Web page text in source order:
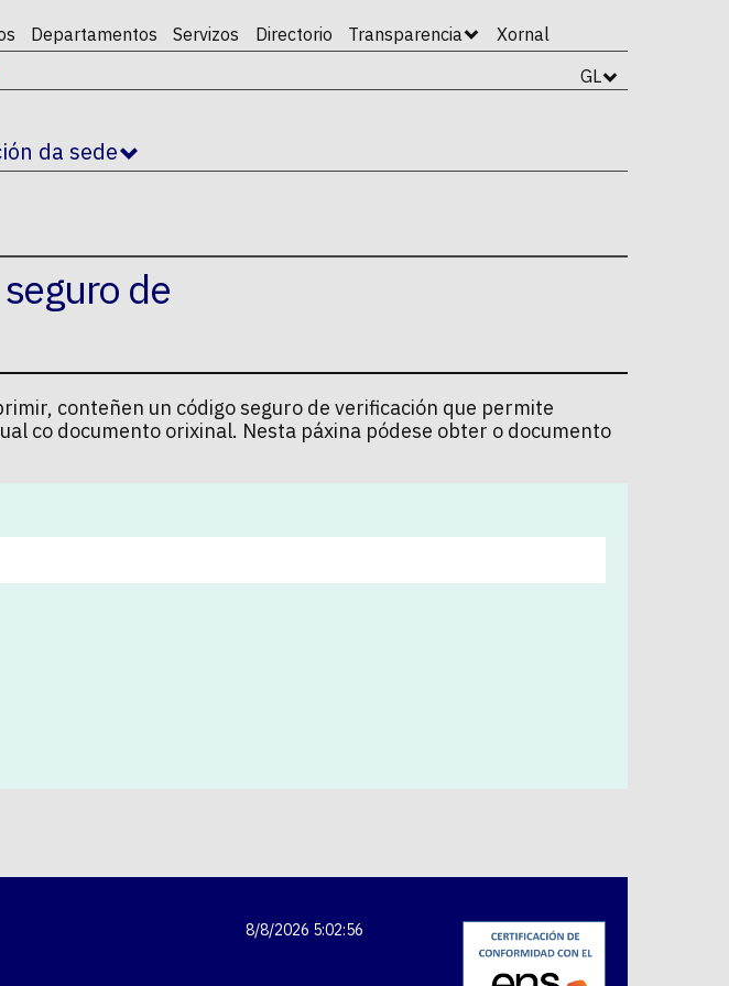
Departamentos Servizos Directorio Transparencia Xornal
da sede
GL
de
conteñen un código seguro de verificación que permite
co documento orixinal. Nesta páxina pódese obter o documento
8/8/2026 5:02:57